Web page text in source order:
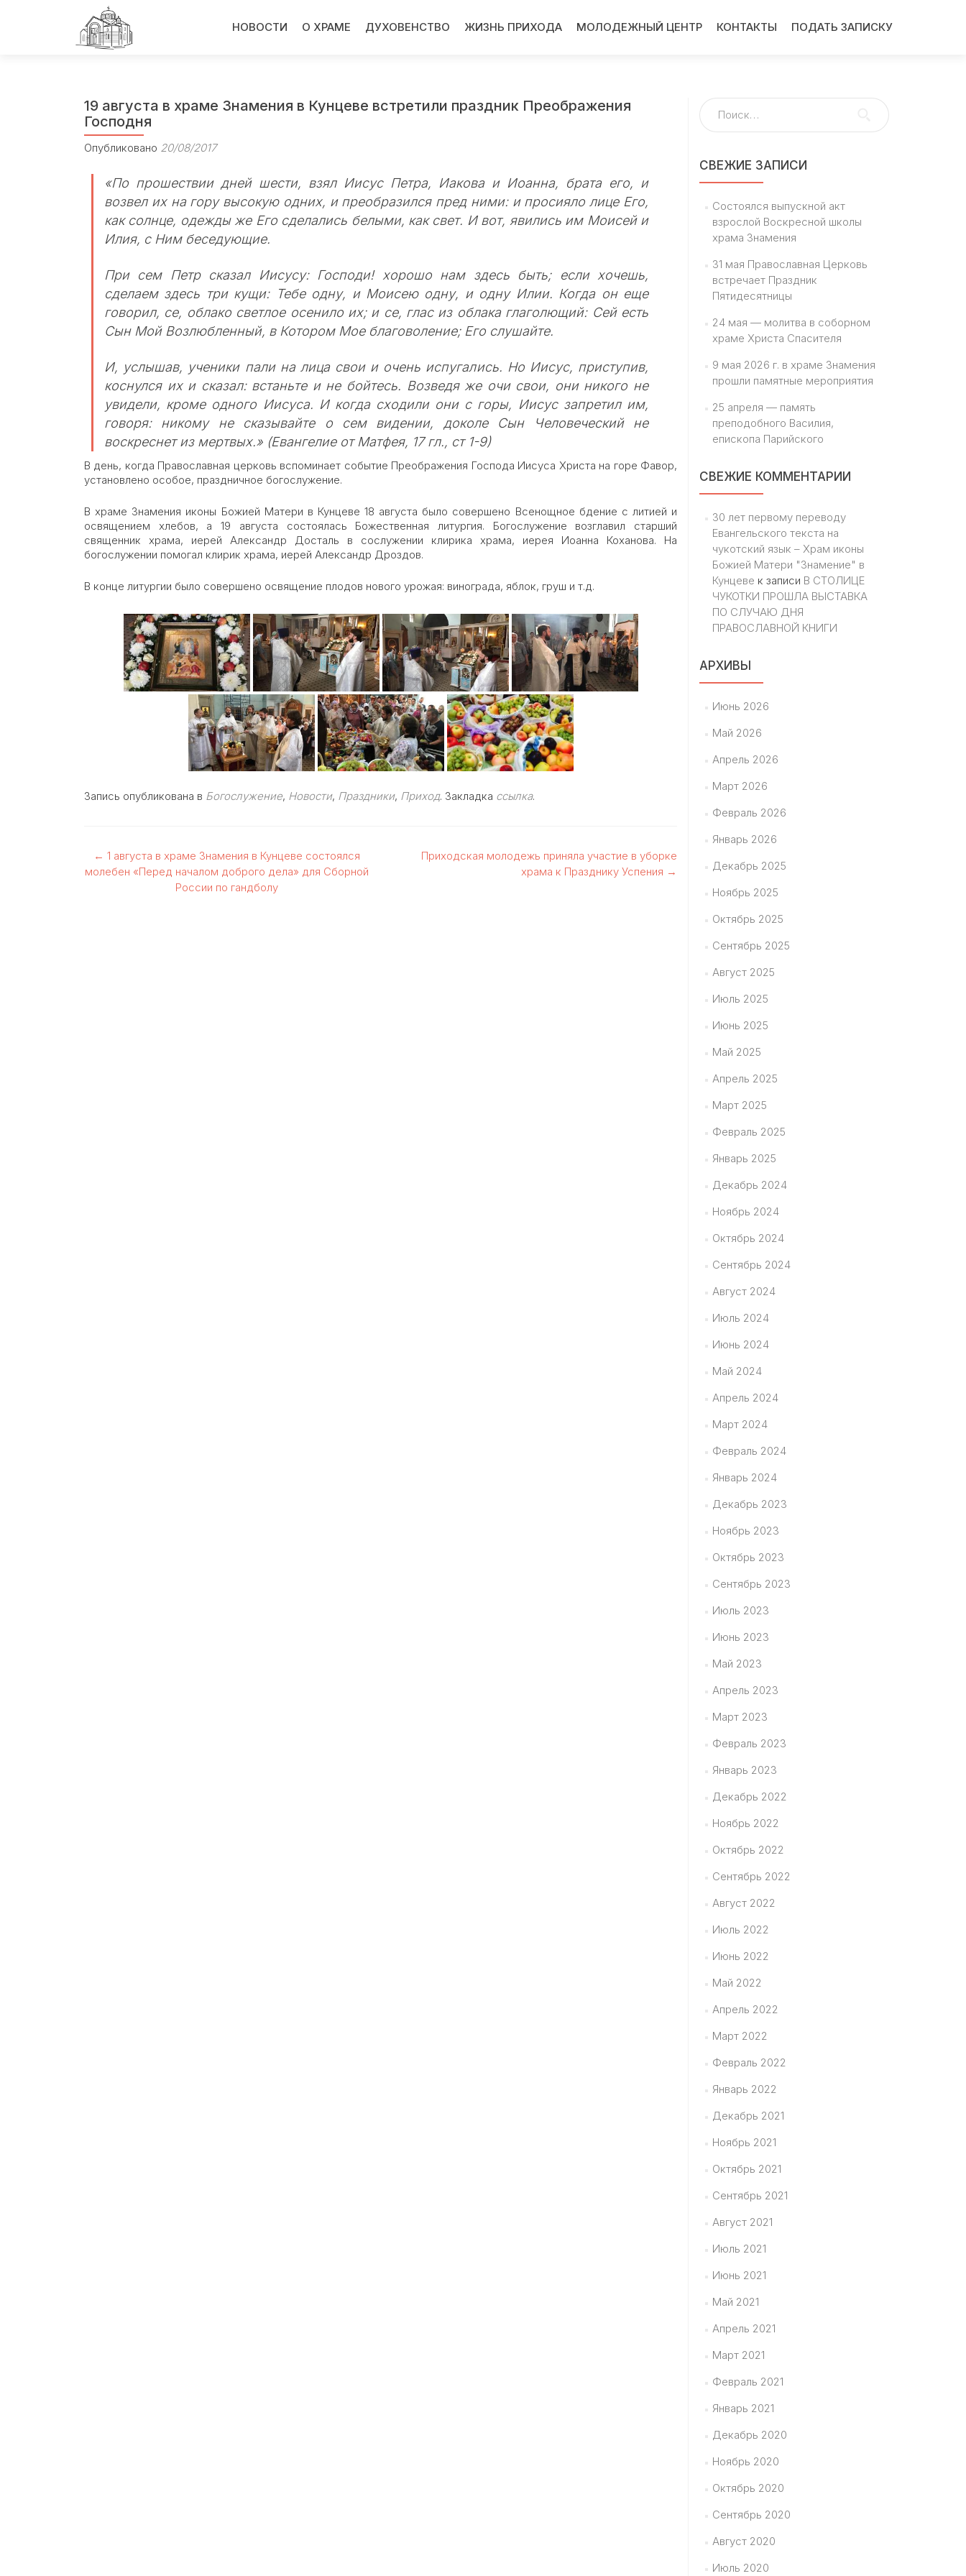
кНОВОСТИ О ХРАМЕ ДУХОВЕНСТВО ЖИЗНЬ ПРИХОДА МОЛОДЕЖНЫЙ ЦЕНТР КОНТАКТЫ ПОДАТЬ ЗАПИСКУ
19 августа в храме Знамения в Кунцеве встретили праздник Преображения
Господня
Опубликовано 20/08/2017
«По прошествии дней шести, взял Иисус Петра, Иакова и Иоанна, брата его, и
возвел их на гору высокую одних, и преобразился пред ними: и просияло лице Его,
как солнце, одежды же Его сделались белыми, как свет. И вот, явились им Моисей и
Илия, с Ним беседующие.
При сем Петр сказал Иисусу: Господи! хорошо нам здесь быть; если хочешь,
сделаем здесь три кущи: Тебе одну, и Моисею одну, и одну Илии. Когда он еще
говорил, се, облако светлое осенило их; и се, глас из облака глаголющий: Сей есть
Сын Мой Возлюбленный, в Котором Мое благоволение; Его слушайте.
И, услышав, ученики пали на лица свои и очень испугались. Но Иисус, приступив,
коснулся их и сказал: встаньте и не бойтесь. Возведя же очи свои, они никого не
увидели, кроме одного Иисуса. И когда сходили они с горы, Иисус запретил им,
говоря: никому не сказывайте о сем видении, доколе Сын Человеческий не
воскреснет из мертвых.» (Евангелие от Матфея, 17 гл., ст 1-9)
В день, когда Православная церковь вспоминает событие Преображения Господа Иисуса Христа на горе Фавор,
установлено особое, праздничное богослужение.
В храме Знамения иконы Божией Матери в Кунцеве 18 августа было совершено Всенощное бдение с литией и
освящением хлебов, а 19 августа состоялась Божественная литургия. Богослужение возглавил старший
священник храма, иерей Александр Досталь в сослужении клирика храма, иерея Иоанна Коханова. На
богослужении помогал клирик храма, иерей Александр Дроздов.
В конце литургии было совершено освящение плодов нового урожая: винограда, яблок, груш и т.д.
Запись опубликована в Богослужение, Новости, Праздники, Приход. Закладка ссылка.
Навигация
← 1 августа в храме Знамения в Кунцеве состоялся
молебен «Перед началом доброго дела» для Сборной
России по гандболу
Приходская молодежь приняла участие в уборке
храма к Празднику Успения →
Найти:
СВЕЖИЕ ЗАПИСИ
Состоялся выпускной акт
взрослой Воскресной школы
храма Знамения
31 мая Православная Церковь
встречает Праздник
Пятидесятницы
24 мая — молитва в соборном
храме Христа Спасителя
9 мая 2026 г. в храме Знамения
прошли памятные мероприятия
25 апреля — память
преподобного Василия,
епископа Парийского
СВЕЖИЕ КОММЕНТАРИИ
30 лет первому переводу
Евангельского текста на
чукотский язык – Храм иконы
Божией Матери "Знамение" в
Кунцеве к записи В СТОЛИЦЕ
ЧУКОТКИ ПРОШЛА ВЫСТАВКА
ПО СЛУЧАЮ ДНЯ
ПРАВОСЛАВНОЙ КНИГИ
АРХИВЫ
Июнь 2026
Май 2026
Апрель 2026
Март 2026
Февраль 2026
Январь 2026
Декабрь 2025
Ноябрь 2025
Октябрь 2025
Сентябрь 2025
Август 2025
Июль 2025
Июнь 2025
Май 2025
Апрель 2025
Март 2025
Февраль 2025
Январь 2025
Декабрь 2024
Ноябрь 2024
Октябрь 2024
Сентябрь 2024
Август 2024
Июль 2024
Июнь 2024
Май 2024
Апрель 2024
Март 2024
Февраль 2024
Январь 2024
Декабрь 2023
Ноябрь 2023
Октябрь 2023
Сентябрь 2023
Июль 2023
Июнь 2023
Май 2023
Апрель 2023
Март 2023
Февраль 2023
Январь 2023
Декабрь 2022
Ноябрь 2022
Октябрь 2022
Сентябрь 2022
Август 2022
Июль 2022
Июнь 2022
Май 2022
Апрель 2022
Март 2022
Февраль 2022
Январь 2022
Декабрь 2021
Ноябрь 2021
Октябрь 2021
Сентябрь 2021
Август 2021
Июль 2021
Июнь 2021
Май 2021
Апрель 2021
Март 2021
Февраль 2021
Январь 2021
Декабрь 2020
Ноябрь 2020
Октябрь 2020
Сентябрь 2020
Август 2020
Июль 2020